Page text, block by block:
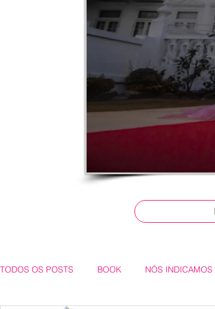
TODOS OS POSTS BOOK NÓS INDICAMOS